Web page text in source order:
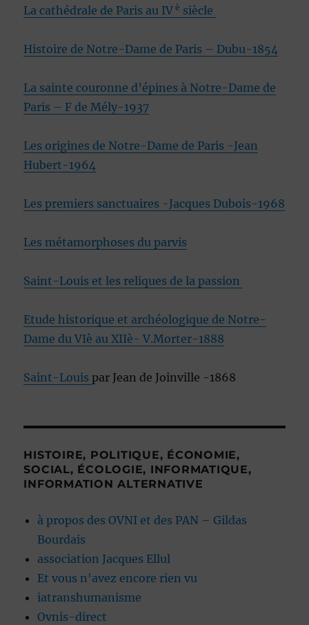
La cathédrale de Paris au IV è siècle
Histoire de Notre-Dame de Paris – Dubu-1854
La sainte couronne d’épines à Notre-Dame de
Paris – F de Mély-1937
Les origines de Notre-Dame de Paris -Jean
Hubert-1964
Les premiers sanctuaires -Jacques Dubois-1968
Les métamorphoses du parvis
Saint-Louis et les reliques de la passion
Etude historique et archéologique de Notre-
Dame du VIè au XIIè- V.Morter-1888
Saint-Louispar Jean de Joinville -1868
HISTOIRE, POLITIQUE, ÉCONOMIE,
SOCIAL, ÉCOLOGIE, INFORMATIQUE,
INFORMATION ALTERNATIVE
à propos des OVNI et des PAN – Gildas
Bourdais
association Jacques Ellul
Et vous n'avez encore rien vu
iatranshumanisme
Ovnis-direct